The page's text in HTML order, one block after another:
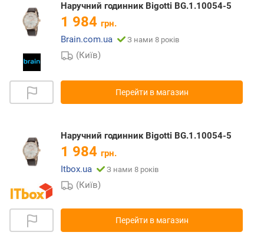
Наручний годинник Bigotti BG.1.10054-5
1 984 грн.
Brain.com.ua
З нами 8 років
(Київ)
Перейти в магазин
Наручний годинник Bigotti BG.1.10054-5
1 984 грн.
Itbox.ua
З нами 8 років
(Київ)
Перейти в магазин